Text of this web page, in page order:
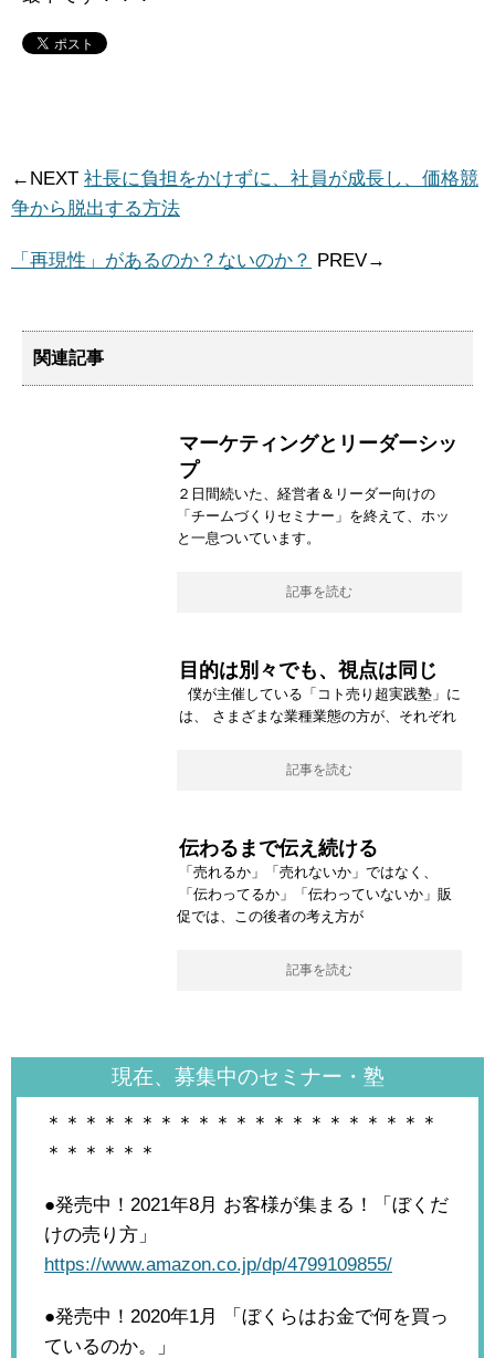
←NEXT 社長に負担をかけずに、社員が成長し、価格競
争から脱出する方法
「再現性」があるのか？ないのか？ PREV→
関連記事
マーケティングとリーダーシッ
プ
２日間続いた、経営者＆リーダー向けの
「チームづくりセミナー」を終えて、ホッ
と一息ついています。
記事を読む
目的は別々でも、視点は同じ
僕が主催している「コト売り超実践塾」に
は、 さまざまな業種業態の方が、それぞれ
記事を読む
伝わるまで伝え続ける
「売れるか」「売れないか」ではなく、
「伝わってるか」「伝わっていないか」販
促では、この後者の考え方が
記事を読む
現在、募集中のセミナー・塾
＊＊＊＊＊＊＊＊＊＊＊＊＊＊＊＊＊＊＊＊＊
＊＊＊＊＊＊
●発売中！2021年8月 お客様が集まる！「ぼくだ
けの売り方」
https://www.amazon.co.jp/dp/4799109855/
●発売中！2020年1月
「ぼくらはお金で何を買っ
ているのか。」